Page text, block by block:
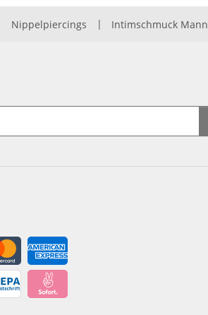
Nippelpiercings | Intimschmuck Mann